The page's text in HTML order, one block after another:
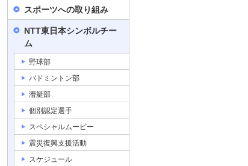
スポーツへの取り組み
NTT東日本シンボルチー
ム
野球部
バドミントン部
漕艇部
個別認定選手
スペシャルムービー
震災復興支援活動
スケジュール